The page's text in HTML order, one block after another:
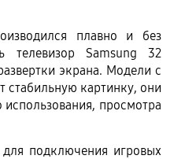
плавно и без
телевизор Samsung 32
экрана. Модели с
стабильную картинку, они
просмотра
для подключения игровых